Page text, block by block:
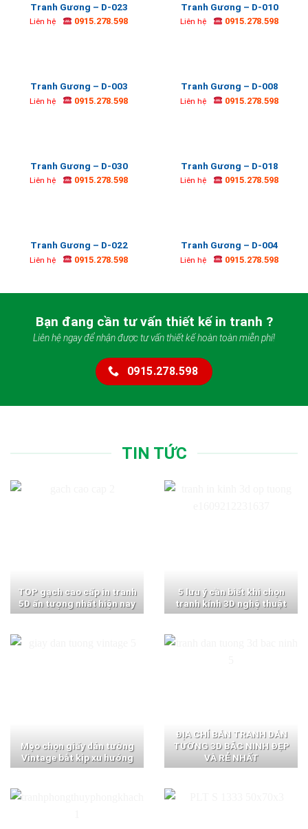
Tranh Gương – D-023
Liên hệ 0915.278.598
Tranh Gương – D-010
Liên hệ 0915.278.598
Tranh Gương – D-003
Liên hệ 0915.278.598
Tranh Gương – D-008
Liên hệ 0915.278.598
Tranh Gương – D-030
Liên hệ 0915.278.598
Tranh Gương – D-018
Liên hệ 0915.278.598
Tranh Gương – D-022
Liên hệ 0915.278.598
Tranh Gương – D-004
Liên hệ 0915.278.598
Bạn đang cần tư vấn thiết kế in tranh ?
Liên hệ ngay để nhận được tư vấn thiết kế hoàn toàn miễn phí!
0915.278.598
TIN TỨC
TOP gạch cao cấp in tranh
5D ấn tượng nhất hiện nay
5 lưu ý cần biết khi chọn
tranh kính 3D nghệ thuật
Mẹo chọn giấy dán tường
Vintage bắt kịp xu hướng
ĐỊA CHỈ BÁN TRANH DÁN
TƯỜNG 3D BẮC NINH ĐẸP
VÀ RẺ NHẤT